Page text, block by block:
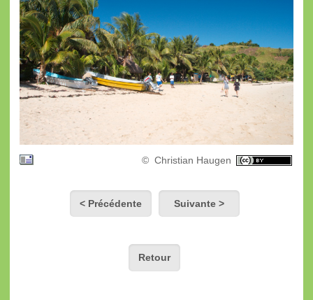
© Christian Haugen
< Précédente Suivante >
Retour